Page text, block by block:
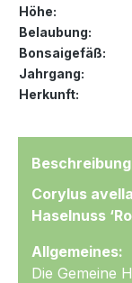
Höhe:
Belaubung:
Bonsaigefäß:
Jahrgang:
Herkunft:
Beschreibung
Corylus
Haselnuss
Allgemeines:
Die Gemeine